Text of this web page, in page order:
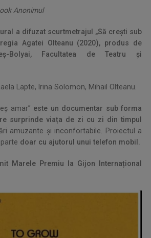
Anonimul
a difuzat scurtmetrajul „Să crești sub
Agatei Olteanu (2020), produs de
Bolyai, Facultatea de Teatru și
Lapte, Irina Solomon, Mihail Olteanu.
amar” este un documentar sub forma
surprinde viața de zi cu zi din timpul
amuzante și inconfortabile. Proiectul a
doar cu ajutorul unui telefon mobil.
Marele Premiu la Gijon Internațional